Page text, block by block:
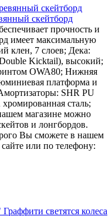
скейтборд
прочность и
имеет максимальную
клен, 7 слоев; Дека:
Kicktail), высокий;
OWA80; Нижняя
платформа и
SHR PU
сталь;
магазине можно
и лонгбордов.
Вы сможете в нашем
или по телефону: